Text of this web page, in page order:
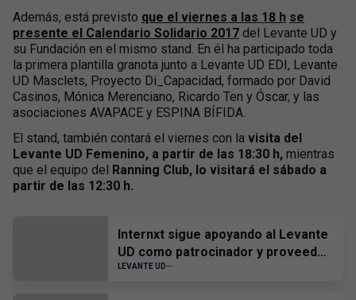
Además, está previsto que el viernes a las 18 h se
presente el Calendario Solidario 2017 del Levante UD y
su Fundación en el mismo stand. En él ha participado toda
la primera plantilla granota junto a Levante UD EDI, Levante
UD Masclets, Proyecto Di_Capacidad, formado por David
Casinos, Mónica Merenciano, Ricardo Ten y Óscar, y las
asociaciones AVAPACE y ESPINA BÍFIDA.
El stand, también contará el viernes con la visita del
Levante UD Femenino, a partir de las 18:30 h, mientras
que el equipo del Ranning Club, lo visitará el sábado a
partir de las 12:30 h.
Internxt sigue apoyando al Levante
UD como patrocinador y proveedor
oficial
LEVANTE UD